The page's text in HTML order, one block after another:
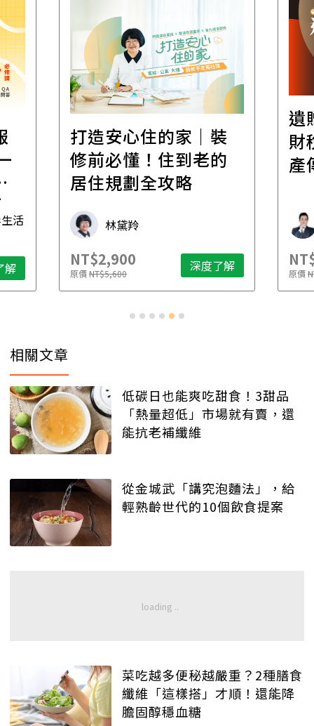
活
解
打造安心住的家｜裝
修前必懂！住到老的
居住規劃全攻略
林黛羚
NT$2,900
原價NT$5,600 深度了解
遺
財
產
原價
相關文章
低碳日也能爽吃甜食！3甜品
「熱量超低」市場就有賣，還
能抗老補纖維
從金城武「講究泡麵法」，給
輕熟齡世代的10個飲食提案
菜吃越多便秘越嚴重？2種膳食
纖維「這樣搭」才順！還能降
膽固醇穩血糖